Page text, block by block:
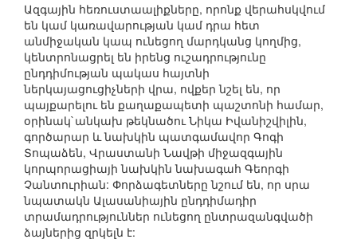
Ազգային հեռուստաալիքները, որոնք վերահսկվում
են կամ կառավարության կամ դրա հետ
անմիջական կապ ունեցող մարդկանց կողմից,
կենտրոնացրել են իրենց ուշադրությունը
ընդդիմության պակաս հայտնի
ներկայացուցիչների վրա, ովքեր նշել են, որ
պայքարելու են քաղաքապետի պաշտոնի համար,
օրինակ`անկախ թեկնածու Նիկա Իվանիշվիլին,
գործարար և նախկին պատգամավոր Գոգի
Տոպաձեն, Վրաստանի Նավթի միջազգային
կորպորացիայի նախկին նախագահ Գեորգի
Չանտուրիան: Փորձագետները նշում են, որ սրա
նպատակն Ալասանիային ընդդիմադիր
տրամադրություններ ունեցող ընտրազանգվածի
ձայներից զրկելն է: